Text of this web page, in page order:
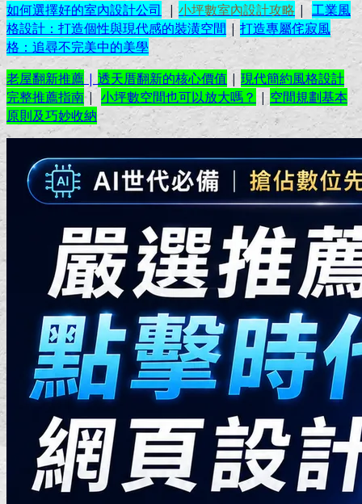
如何選擇好的室內設計公司 |小坪數室內設計攻略 |工業風
格設計：打造個性與現代感的裝潢空間 | 打造專屬侘寂風
格：追尋不完美中的美學
老屋翻新推薦 | 透天厝翻新的核心價值 | 現代簡約風格設計
完整推薦指南| 小坪數空間也可以放大嗎？ | 空間規劃基本
原則及巧妙收納